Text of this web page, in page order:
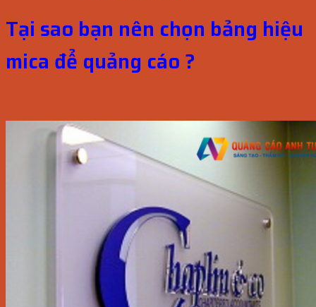
Tại sao bạn nên chọn bảng hiệu
mica để quảng cáo ?